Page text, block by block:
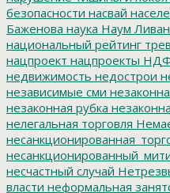
безопасности насвай
Баженова наука Наум
национальный рейтинг
нацпроект нацпроекты
недвижимость недострои
независимые сми
незаконная рубка
нелегальная торговля
несчастный случай
власти неформальная